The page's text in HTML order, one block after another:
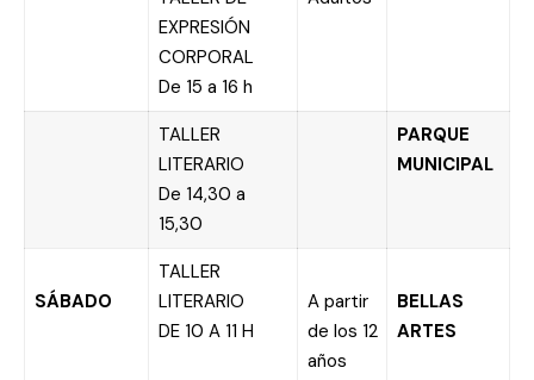
EXPRESIÓN
CORPORAL
De 15 a 16 h
TALLER
LITERARIO
De 14,30 a
15,30
PARQUE
MUNICIPAL
SÁBADO
TALLER
LITERARIO
DE 10 A 11 H
A partir
de los 12
años
BELLAS
ARTES